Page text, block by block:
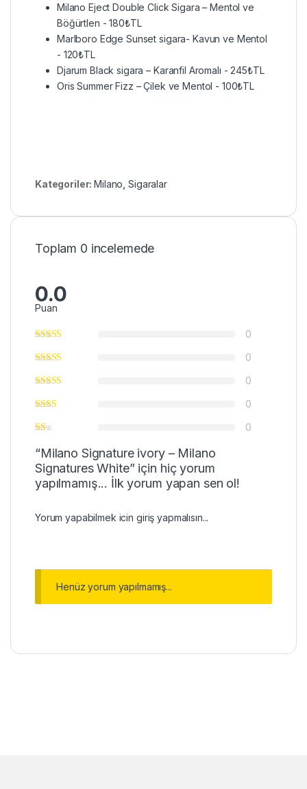
Milano Eject Double Click Sigara – Mentol ve
Böğürtlen -180₺TL
Marlboro Edge Sunset sigara- Kavun ve Mentol
- 120₺TL
Djarum Black sigara – Karanfil Aromalı -245₺TL
Oris Summer Fizz – Çilek ve Mentol - 100₺TL
Kategoriler:Milano ,Sigaralar
Toplam 0 incelemede
0.0
Puan
0
0
0
0
0
“Milano Signature ivory – Milano
Signatures White” için hiç yorum
yapılmamış... İlk yorum yapan sen ol!
Yorum yapabilmek icin giriş yapmalısın...
Henüz yorum yapılmamış...